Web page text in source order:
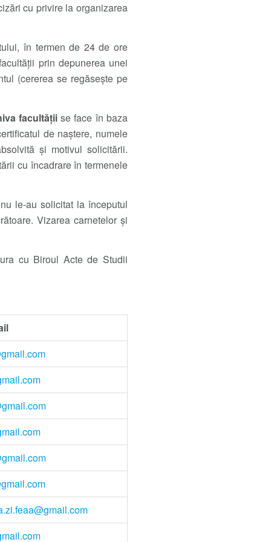
cu privire la organizarea
în termen de 24 de ore
prin depunerea unei
(cererea se regăsește pe
facultățiise face în baza
de naștere, numele
și motivul solicitării.
cu încadrare în termenele
le-au solicitat la începutul
Vizarea carnetelor și
cu Biroul Acte de Studii